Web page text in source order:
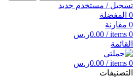
تسجيل / مستخدم جديد
0 المفضلة
0 مقارنة
0
items
/
0.00ر.س
القائمة
0
items
/
0.00ر.س
التصنيفات